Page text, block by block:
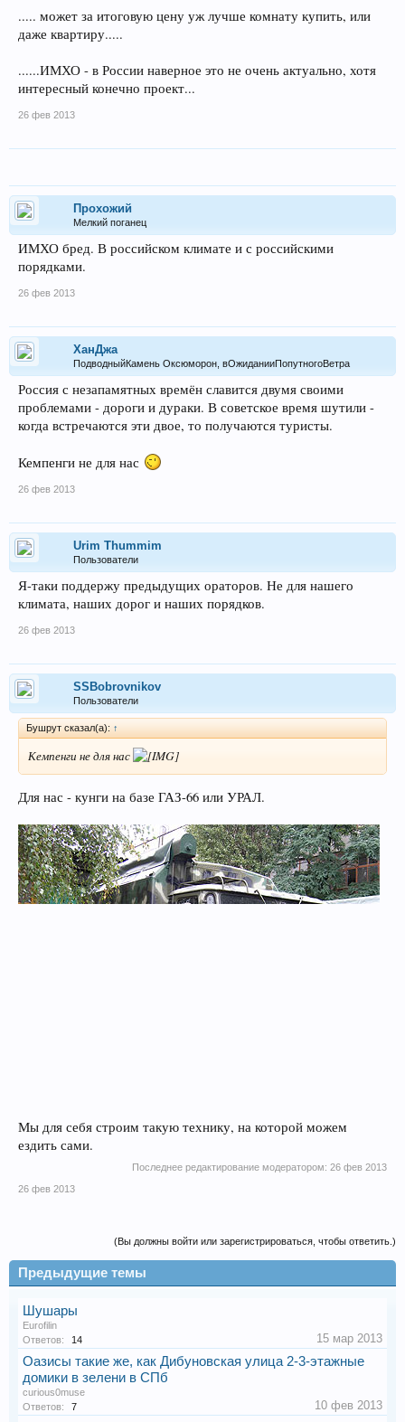
..... может за итоговую цену уж лучше комнату купить, или
даже квартиру.....
......ИМХО - в России наверное это не очень актуально, хотя
интересный конечно проект...
26 фев 2013
Прохожий
Мелкий поганец
ИМХО бред. В российском климате и с российскими
порядками.
26 фев 2013
ХанДжа
ПодводныйКамень Оксюморон, вОжиданииПопутногоВетра
Россия с незапамятных времён славится двумя своими
проблемами - дороги и дураки. В советское время шутили -
когда встречаются эти двое, то получаются туристы.
Кемпенги не для нас
26 фев 2013
Urim Thummim
Пользователи
Я-таки поддержу предыдущих ораторов. Не для нашего
климата, наших дорог и наших порядков.
26 фев 2013
SSBobrovnikov
Пользователи
Бушрут сказал(а): ↑
Кемпенги не для нас
Для нас - кунги на базе ГАЗ-66 или УРАЛ.
Мы для себя строим такую технику, на которой можем
ездить сами.
Последнее редактирование модератором: 26 фев 2013
26 фев 2013
(Вы должны войти или зарегистрироваться, чтобы ответить.)
Предыдущие темы
Шушары
Eurofilin
Ответов:
14 15 мар 2013
Оазисы такие же, как Дибуновская улица 2-3-этажные
домики в зелени в СПб
curious0muse
Ответов:
7 10 фев 2013